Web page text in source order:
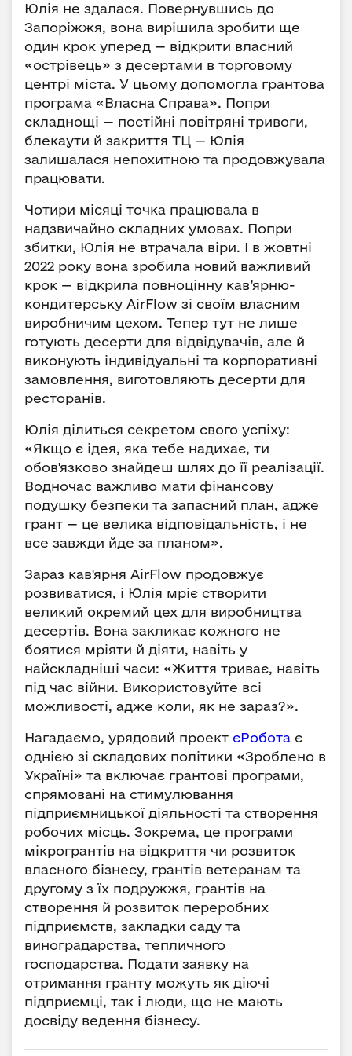
Юлія не здалася. Повернувшись до
Запоріжжя, вона вирішила зробити ще
один крок уперед — відкрити власний
«острівець» з десертами в торговому
центрі міста. У цьому допомогла грантова
програма «Власна Справа». Попри
складнощі — постійні повітряні тривоги,
блекаути й закриття ТЦ — Юлія
залишалася непохитною та продовжувала
працювати.
Чотири місяці точка працювала в
надзвичайно складних умовах. Попри
збитки, Юлія не втрачала віри. І в жовтні
2022 року вона зробила новий важливий
крок — відкрила повноцінну кав’ярню-
кондитерську AirFlow зі своїм власним
виробничим цехом. Тепер тут не лише
готують десерти для відвідувачів, але й
виконують індивідуальні та корпоративні
замовлення, виготовляють десерти для
ресторанів.
Юлія ділиться секретом свого успіху:
«Якщо є ідея, яка тебе надихає, ти
обов'язково знайдеш шлях до її реалізації.
Водночас важливо мати фінансову
подушку безпеки та запасний план, адже
грант — це велика відповідальність, і не
все завжди йде за планом».
Зараз кав'ярня AirFlow продовжує
розвиватися, і Юлія мріє створити
великий окремий цех для виробництва
десертів. Вона закликає кожного не
боятися мріяти й діяти, навіть у
найскладніші часи: «Життя триває, навіть
під час війни. Використовуйте всі
можливості, адже коли, як не зараз?».
Нагадаємо, урядовий проект єРобота є
однією зі складових політики «Зроблено в
Україні» та включає грантові програми,
спрямовані на стимулювання
підприємницької діяльності та створення
робочих місць. Зокрема, це програми
мікрогрантів на відкриття чи розвиток
власного бізнесу, грантів ветеранам та
другому з їх подружжя, грантів на
створення й розвиток переробних
підприємств, закладки саду та
виноградарства, тепличного
господарства. Подати заявку на
отримання гранту можуть як діючі
підприємці, так і люди, що не мають
досвіду ведення бізнесу.